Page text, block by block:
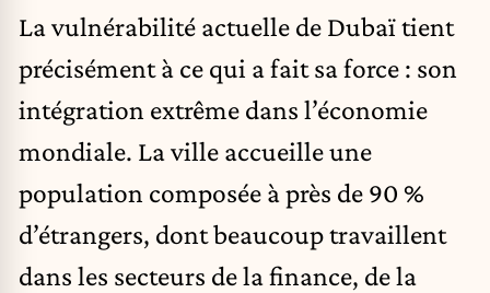
La vulnérabilité actuelle de Dubaï tient
précisément à ce qui a fait sa force : son
intégration extrême dans l’économie
mondiale. La ville accueille une
population composée à près de 90 %
d’étrangers, dont beaucoup travaillent
dans les secteurs de la finance, de la